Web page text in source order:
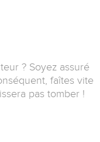
? Soyez assuré
faîtes vite
pas tomber !